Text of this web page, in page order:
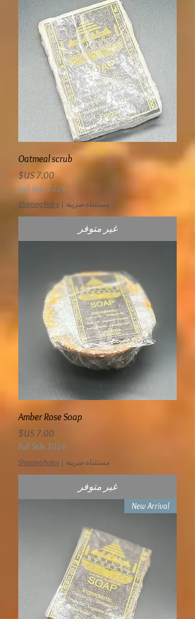
Oatmeal scrub
السعر
Fall Sale 2026
مستثناة ضريبة |
Shipping Policy
غير متوفر
Amber Rose Soap
السعر
Fall Sale 2026
مستثناة ضريبة |
Shipping Policy
غير متوفر
New Arrival